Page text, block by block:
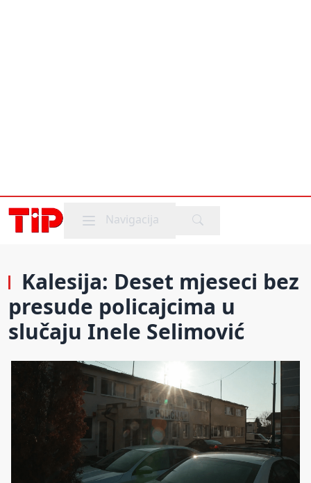
Mobile menu
Navigacija
Kalesija: Deset mjeseci bez
presude policajcima u
slučaju Inele Selimović